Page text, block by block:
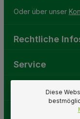
Oder über unser
Rechtliche
Service
Gartenwelt
Diese